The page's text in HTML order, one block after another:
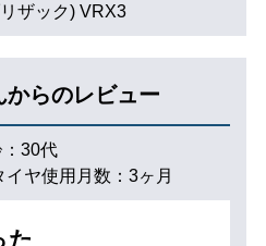
ザック) VRX3
からのレビュー
30代
イヤ使用月数： 3ヶ月
た